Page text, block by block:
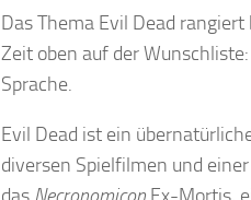
Das Thema Evil Dead
Zeit oben auf der
Sprache.
Evil Dead ist ein
diversen Spielfilmen und